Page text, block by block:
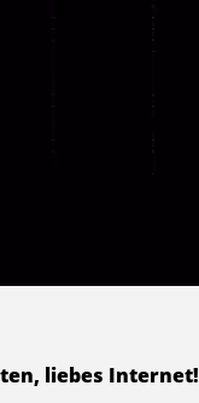
liebes Internet!